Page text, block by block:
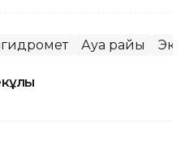
Ауа райы